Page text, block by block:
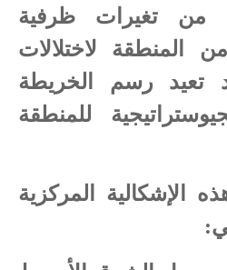
من تغيرات ظرفية
المنطقة لاختلالات
تعيد رسم الخريطة
للمنطقة
الإشكالية المركزية